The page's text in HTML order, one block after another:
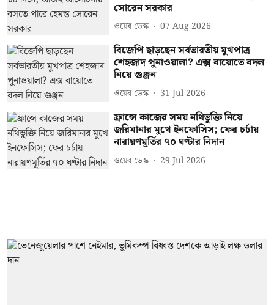
সোরেন সরকার
ওয়েব ডেস্ক 07 Aug 2026
বিজেপি ছাড়ছেন সর্বভারতীয় মুখপাত্র
শেহজাদ পুনাওয়ালা? এক্স বায়োতে বদল
নিয়ে গুঞ্জন
ওয়েব ডেস্ক 31 Jul 2026
ফ্রান্সে কাজের সময় নথিভুক্তি নিয়ে
জরিমানার মুখে ইনফোসিস; ফের চর্চায়
নারায়ণমূর্তির ৭০ ঘণ্টার নিদান
ওয়েব ডেস্ক 29 Jul 2026